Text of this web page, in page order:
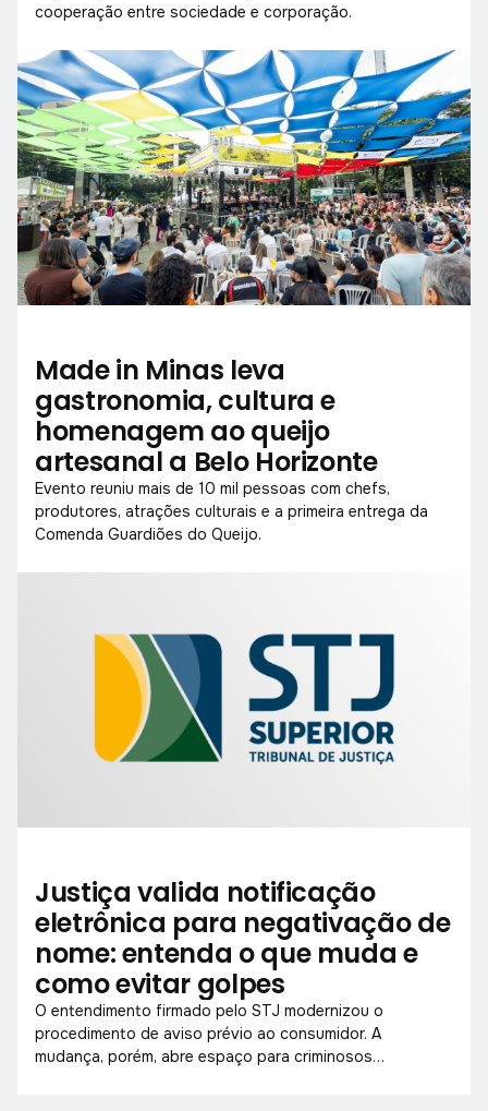
cooperação entre sociedade e corporação.
Made in Minas leva
gastronomia, cultura e
homenagem ao queijo
artesanal a Belo Horizonte
Evento reuniu mais de 10 mil pessoas com chefs,
produtores, atrações culturais e a primeira entrega da
Comenda Guardiões do Queijo.
Justiça valida notificação
eletrônica para negativação de
nome: entenda o que muda e
como evitar golpes
O entendimento firmado pelo STJ modernizou o
procedimento de aviso prévio ao consumidor. A
mudança, porém, abre espaço para criminosos